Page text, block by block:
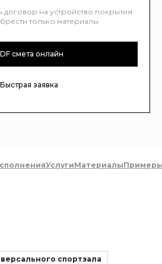
договор на устройство покрытия
только материалы
смета онлайн
Быстрая заявка
УслугиМатериалы
спортзала